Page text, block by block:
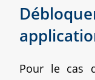
Pour le cas